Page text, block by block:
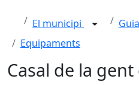
El municipi
Equipaments
Casal de la